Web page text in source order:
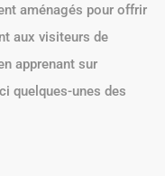
aménagés pour offrir
aux visiteurs de
apprenant sur
quelques-unes des